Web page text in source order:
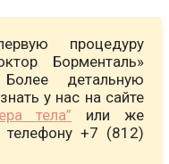
процедуру
Борменталь»
детальную
у нас на сайте
тела” или же
+7 (812)